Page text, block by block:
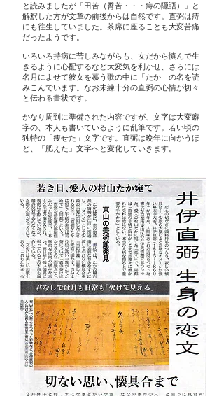
と読みましたが「田苦（臀苦・・・痔の隠語）」と
解釈した方が文章の前後からは自然です。直弼は痔
にも往生していました。茶席に座ることも大変苦痛
だったようです。
いろいろ持病に苦しみながらも、女だから慎んで生
きるように心配するなど大変気を利かせ、さらには
名月によせて彼女を慕う歌の中に「たか」の名を読
みこんでいます。なお未練十分の直弼の心情が切々
と伝わる書状です。
かなり周到に準備された内容ですが、文字は大変癖
字の、本人も書いているように乱筆です。若い頃の
独特の「痩せた」文字です。直弼は晩年に向かうほ
ど、「肥えた」文字へと変化していきます。